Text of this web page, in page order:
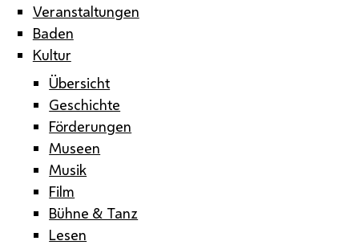
Veranstaltungen
Baden
Kultur
Übersicht
Geschichte
Förderungen
Museen
Musik
Film
Bühne & Tanz
Lesen